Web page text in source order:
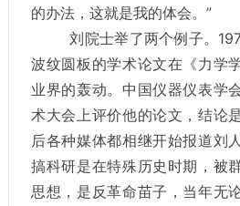
的办法，这就是我的体会。”
刘院士举了两个例子。
波纹圆板的学术论文在《力学
业界的轰动。中国仪器仪表学
术大会上评价他的论文，结论
后各种媒体都相继开始报道刘
搞科研是在特殊历史时期，被
思想，是反革命苗子，当年无